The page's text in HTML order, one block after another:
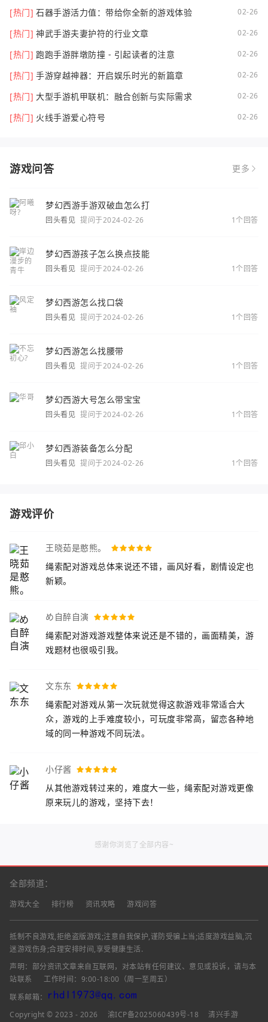
[热门] 石器手游活力值：带给你全新的游戏体验 02-26
[热门] 神武手游夫妻护符的行业文章 02-26
[热门] 跑跑手游胖墩防撞 - 引起读者的注意 02-26
[热门] 手游穿越神器：开启娱乐时光的新篇章 02-26
[热门] 大型手游机甲联机：融合创新与实际需求 02-26
[热门] 火线手游爱心符号 02-26
游戏问答 更多
梦幻西游手游双破血怎么打
回头看见 提问于2024-02-26 1个回答
梦幻西游孩子怎么换点技能
回头看见 提问于2024-02-26 1个回答
梦幻西游怎么找口袋
回头看见 提问于2024-02-26 1个回答
梦幻西游怎么找腰带
回头看见 提问于2024-02-26 1个回答
梦幻西游大号怎么带宝宝
回头看见 提问于2024-02-26 1个回答
梦幻西游装备怎么分配
回头看见 提问于2024-02-26 1个回答
游戏评价
王晓茹是憨熊。
绳索配对游戏总体来说还不错，画风好看，剧情设定也
新颖。
め自醉自演
绳索配对游戏游戏整体来说还是不错的，画面精美，游
戏题材也很吸引我。
文东东
绳索配对游戏从第一次玩就觉得这款游戏非常适合大
众，游戏的上手难度较小，可玩度非常高，留恋各种地
域的同一种游戏不同玩法。
小仔酱
从其他游戏转过来的，难度大一些，绳索配对游戏更像
原来玩儿的游戏，坚持下去！
感谢你浏览了全部内容~
全部频道：
游戏大全 排行榜 资讯攻略 游戏问答
抵制不良游戏,拒绝盗版游戏;注意自我保护,谨防受骗上当;适度游戏益脑,沉
迷游戏伤身;合理安排时间,享受健康生活.
声明：部分资讯文章来自互联网，对本站有任何建议、意见或投诉，请与本
站联系
工作时间：9:00-18:00（周一至周五）
联系邮箱：
Copyright © 2023 - 2026
渝ICP备2025060439号-18 清兴手游